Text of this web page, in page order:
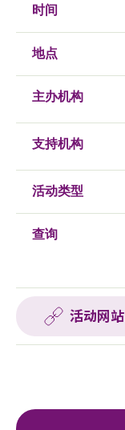
时间
地点
主办机构
支持机构
活动类型
查询
活动网站